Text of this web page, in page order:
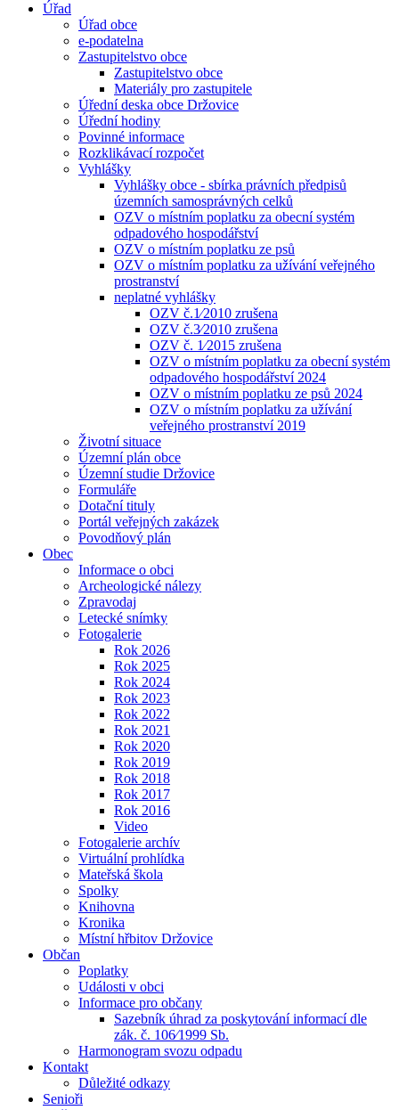
Úřad
Úřad obce
e-podatelna
Zastupitelstvo obce
Zastupitelstvo obce
Materiály pro zastupitele
Úřední deska obce Držovice
Úřední hodiny
Povinné informace
Rozklikávací rozpočet
Vyhlášky
Vyhlášky obce - sbírka právních předpisů
územních samosprávných celků
OZV o místním poplatku za obecní systém
odpadového hospodářství
OZV o místním poplatku ze psů
OZV o místním poplatku za užívání veřejného
prostranství
neplatné vyhlášky
OZV č.1⁄2010 zrušena
OZV č.3⁄2010 zrušena
OZV č. 1⁄2015 zrušena
OZV o místním poplatku za obecní systém
odpadového hospodářství 2024
OZV o místním poplatku ze psů 2024
OZV o místním poplatku za užívání
veřejného prostranství 2019
Životní situace
Územní plán obce
Územní studie Držovice
Formuláře
Dotační tituly
Portál veřejných zakázek
Povodňový plán
Obec
Informace o obci
Archeologické nálezy
Zpravodaj
Letecké snímky
Fotogalerie
Rok 2026
Rok 2025
Rok 2024
Rok 2023
Rok 2022
Rok 2021
Rok 2020
Rok 2019
Rok 2018
Rok 2017
Rok 2016
Video
Fotogalerie archív
Virtuální prohlídka
Mateřská škola
Spolky
Knihovna
Kronika
Místní hřbitov Držovice
Občan
Poplatky
Události v obci
Informace pro občany
Sazebník úhrad za poskytování informací dle
zák. č. 106⁄1999 Sb.
Harmonogram svozu odpadu
Kontakt
Důležité odkazy
Senioři